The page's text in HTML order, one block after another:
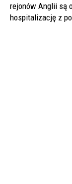
rejonów Anglii są
hospitalizację z